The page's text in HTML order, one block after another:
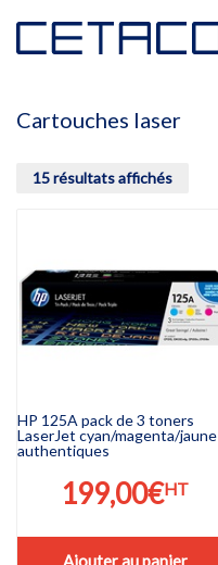
Cartouches laser
15 résultats affichés
HP 125A pack de 3 toners
LaserJet cyan/magenta/jaune
authentiques
199,00€HT
Ajouter au panier